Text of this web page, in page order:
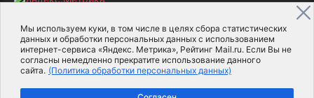
Мы используем куки, в том числе в целях сбора статистических
данных и обработки персональных данных с использованием
интернет-сервиса «Яндекс. Метрика», Рейтинг Mail.ru. Если Вы не
согласны немедленно прекратите использование данного
сайта. (Политика обработки персональных данных)
2015-2026- Информационное агентство МедиаПоток
Для справки Об издании
Пользовательское соглашение